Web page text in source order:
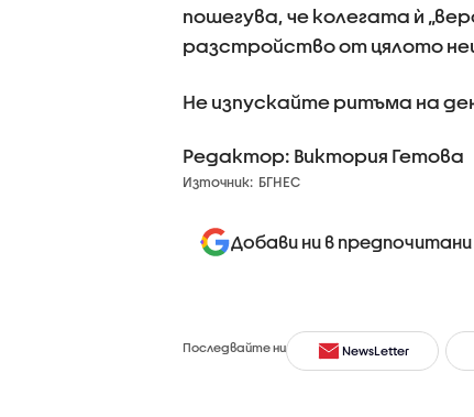
пошегува, че колегата ѝ
разстройство от цялото
Не изпускайте ритъма на
Редактор: Виктория Гетова
Източник: БГНЕС
Добави ни в
Последвайте ни NewsLetter